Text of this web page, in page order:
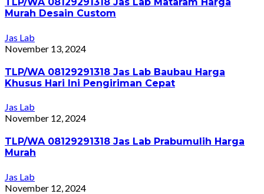
Murah Desain Custom
Jas Lab
November 13, 2024
TLP/WA 08129291318 Jas Lab Baubau Harga
Khusus Hari Ini Pengiriman Cepat
Jas Lab
November 12, 2024
TLP/WA 08129291318 Jas Lab Prabumulih Harga
Murah
Jas Lab
November 12, 2024